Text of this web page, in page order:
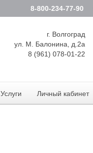
8-800-234-77-90
г. Волгоград
ул. М. Балонина, д.2а
8 (961) 078-01-22
Услуги Личный кабинет